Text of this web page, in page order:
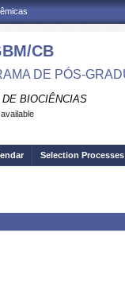
CB
DE PÓS-
DE BIOCIÊNCIAS
Selection Processes